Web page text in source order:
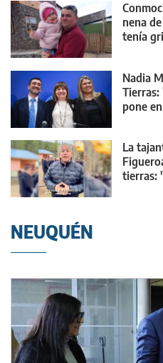
nena
tenía
Nadia
Tierras:
pone
La
tierras:
NEUQUÉN